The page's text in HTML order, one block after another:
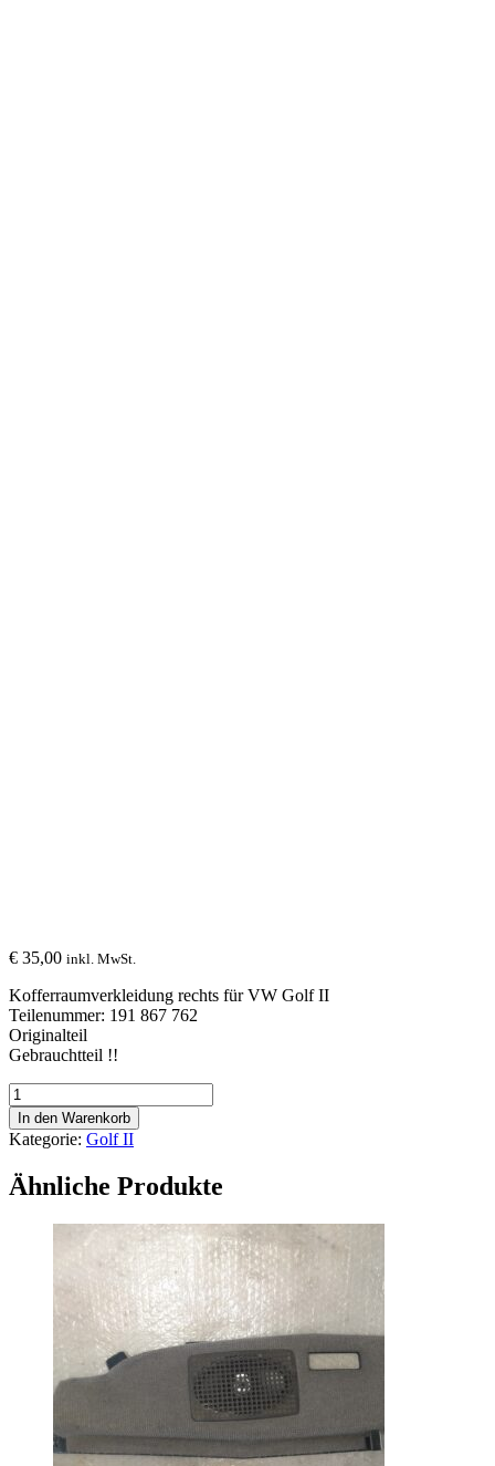
€ 35,00 inkl. MwSt.
Kofferraumverkleidung rechts für VW Golf II
Teilenummer: 191 867 762
Originalteil
Gebrauchtteil !!
Kofferraumverkleidung
-
VW
Golf
II
-
In den Warenkorb
Kategorie: Golf II
Ähnliche Produkte